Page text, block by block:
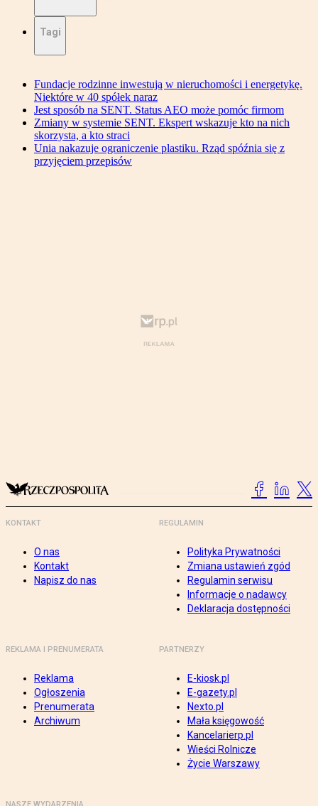
Tagi
Fundacje rodzinne inwestują w nieruchomości i energetykę.
Niektóre w 40 spółek naraz
Jest sposób na SENT. Status AEO może pomóc firmom
Zmiany w systemie SENT. Ekspert wskazuje kto na nich
skorzysta, a kto straci
Unia nakazuje ograniczenie plastiku. Rząd spóźnia się z
przyjęciem przepisów
KONTAKT
O nas
Kontakt
Napisz do nas
REGULAMIN
Polityka Prywatności
Zmiana ustawień zgód
Regulamin serwisu
Informacje o nadawcy
Deklaracja dostępności
REKLAMA I PRENUMERATA
Reklama
Ogłoszenia
Prenumerata
Archiwum
PARTNERZY
E-kiosk.pl
E-gazety.pl
Nexto.pl
Mała księgowość
Kancelarierp.pl
Wieści Rolnicze
Życie Warszawy